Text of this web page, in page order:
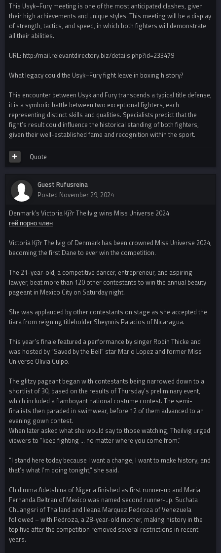
This Usyk–Fury meeting is one of the most anticipated clashes, given
their high achievements and unique styles. This meeting will be a display
of strength, tactics, and speed, in which both fighters will demonstrate
all their abilities.
URL: http://mail.relevantdirectory.biz/details.php?id=233479
What legacy could the Usyk–Fury fight leave in boxing history?
This encounter between Usyk and Fury transcends a typical title defense,
it is a symbolic battle between two exceptional fighters, each
representing distinct skills and qualities. Specialists predict that the
fight’s result could influence the historical standing of both fighters,
given their well-established fame and recognition within the sport.
Quote
Guest Rufusreina
Posted November 29, 2024
Denmark’s Victoria Kj?r Theilvig wins Miss Universe 2024
гей порно член
Victoria Kj?r Theilvig of Denmark has been crowned Miss Universe 2024,
becoming the first Dane to ever win the competition.
The 21-year-old, a competitive dancer, entrepreneur, and aspiring
lawyer, beat more than 120 other contestants to win the annual beauty
pageant in Mexico City on Saturday night.
She was applauded by other contestants on stage as she accepted the
tiara from reigning titleholder Sheynnis Palacios of Nicaragua.
This year’s finale featured a performance by singer Robin Thicke and
was hosted by “Saved by the Bell” star Mario Lopez and former Miss
Universe Olivia Culpo.
The glitzy pageant began with contestants being narrowed down to a
shortlist of 30, based on the results of Thursday’s preliminary event,
which included a flamboyant national costume contest. The semi-
finalists then paraded in swimwear, before 12 of them advanced to an
evening gown contest.
When later asked what she would say to those watching, Theilvig urged
viewers to “keep fighting … no matter where you come from.”
“I stand here today because I want a change, I want to make history, and
that’s what I’m doing tonight,” she said.
Chidimma Adetshina of Nigeria finished as first runner-up and Maria
Fernanda Beltran of Mexico was named second runner-up. Suchata
Chuangsri of Thailand and Ileana Marquez Pedroza of Venezuela
followed – with Pedroza, a 28-year-old mother, making history in the
top five after the competition removed several restrictions in recent
years.